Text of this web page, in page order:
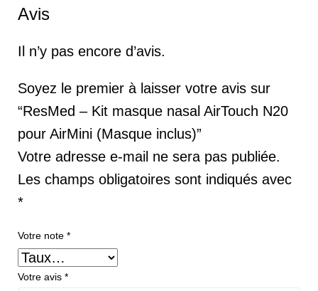
Avis
Il n’y pas encore d’avis.
Soyez le premier à laisser votre avis sur
“ResMed – Kit masque nasal AirTouch N20
pour AirMini (Masque inclus)”
Votre adresse e-mail ne sera pas publiée.
Les champs obligatoires sont indiqués avec
*
Votre note *
Votre avis *